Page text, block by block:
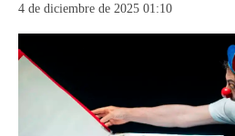
4 de diciembre de 2025 01:10